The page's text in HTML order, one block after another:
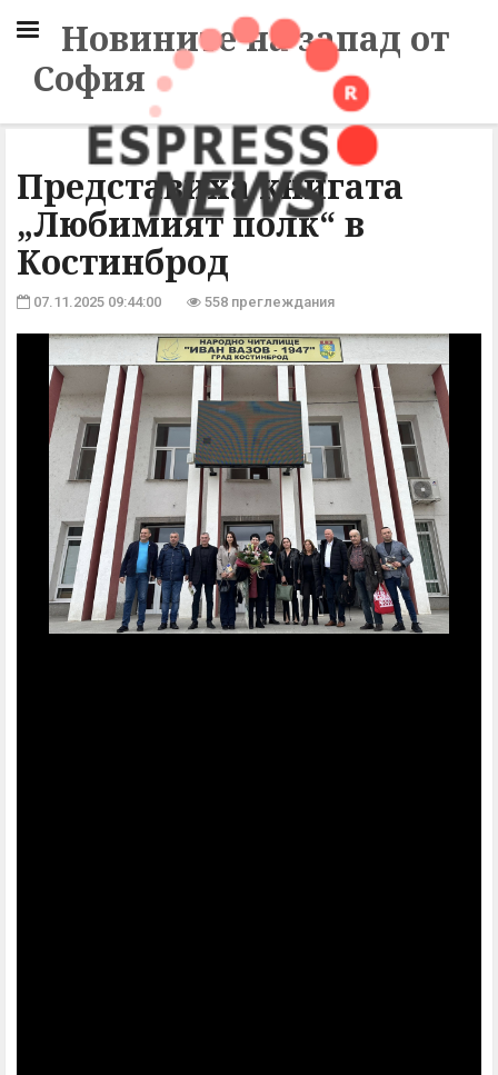
Новините на запад от
София
Представиха книгата
„Любимият полк“ в
Костинброд
07.11.2025 09:44:00 558 преглеждания